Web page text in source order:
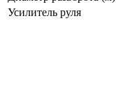
Усилитель руля